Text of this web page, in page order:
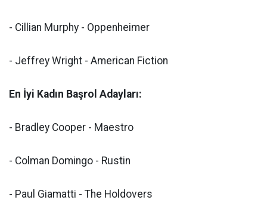
- Cillian Murphy - Oppenheimer
- Jeffrey Wright - American Fiction
En İyi Kadın Başrol Adayları:
- Bradley Cooper - Maestro
- Colman Domingo - Rustin
- Paul Giamatti - The Holdovers